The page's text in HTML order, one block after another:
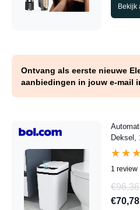
Bekijk
Ontvang als eerste nieuwe
aanbiedingen in jouw e-mail
Deksel,
1 review
€96,36
€70,78